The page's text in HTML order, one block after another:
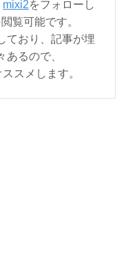
mixi2をフォローし
覧可能です。
ており、記事が埋
あるので、
スメします。